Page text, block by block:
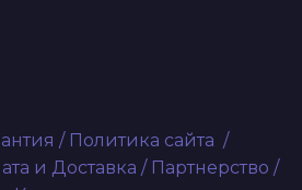
/ Политика сайта /
и Доставка / Партнерство /